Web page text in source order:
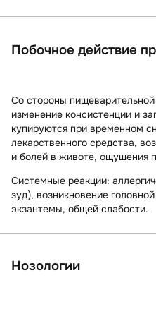
Побочное действие
Со стороны
изменение консистенции и
купируются при временном
лекарственного средства,
и болей в животе, ощущения
Системные реакции:
зуд), возникновение
экзантемы, общей слабости.
Нозологии